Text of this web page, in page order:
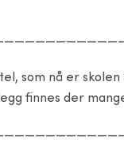
som nå er
finnes der